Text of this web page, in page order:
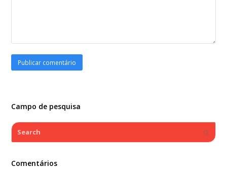
Campo de pesquisa
Search
Comentários